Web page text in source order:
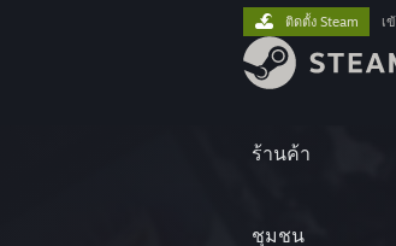
ร้านค้า
ชุมชน
ติดตั้ง Steam เ